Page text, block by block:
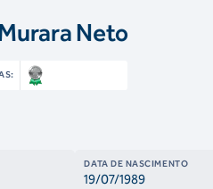
Neto
DATA DE NASCIMENTO
19/07/1989